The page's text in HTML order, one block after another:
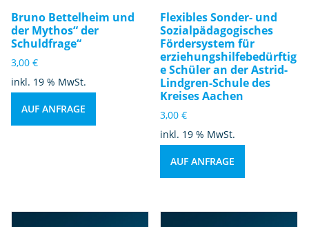
Bruno Bettelheim und
der Mythos“ der
Schuldfrage“
3,00 €
inkl. 19 % MwSt.
AUF ANFRAGE
Flexibles Sonder- und
Sozialpädagogisches
Fördersystem für
erziehungshilfebedürftig
e Schüler an der Astrid-
Lindgren-Schule des
Kreises Aachen
3,00€
inkl. 19 % MwSt.
AUF ANFRAGE